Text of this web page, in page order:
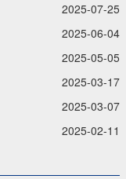
2025-07-25
2025-06-04
2025-05-05
2025-03-17
2025-03-07
2025-02-11